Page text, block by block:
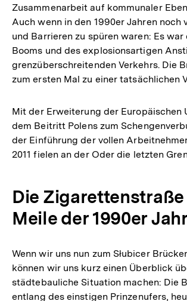
Zusammenarbeit auf kommunaler
Auch wenn in den 1990er Jahren noch
und Barrieren zu spüren waren: Es war
Booms und des explosionsartigen
grenzüberschreitenden Verkehrs. Die
zum ersten Mal zu einer tatsächlichen
Mit der Erweiterung der Europäischen
dem Beitritt Polens zum
der Einführung der vollen
2011 fielen an der Oder die letzten
Die
Meile der 1990er
Wenn wir uns nun zum Słubicer
können wir uns kurz einen Überblick
städtebauliche Situation machen: Die
entlang des einstigen Prinzenufers,